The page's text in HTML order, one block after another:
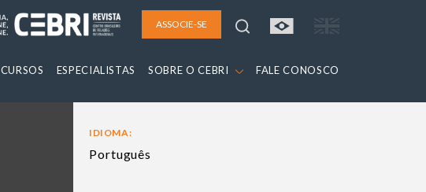
ASSOCIE-SE
CURSOS ESPECIALISTAS SOBRE O CEBRI FALE CONOSCO
IDIOMA:
Português